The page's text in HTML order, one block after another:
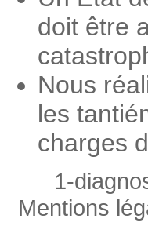
doit être
Nous
les
charges
1-
Mentions